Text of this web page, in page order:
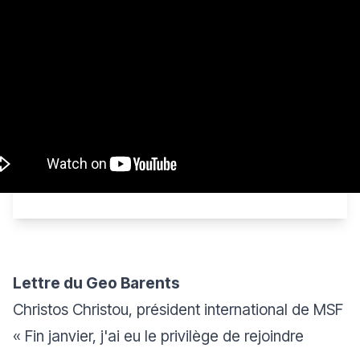
Lettre du Geo Barents
Christos Christou, président international de MSF
« Fin janvier, j'ai eu le privilège de rejoindre